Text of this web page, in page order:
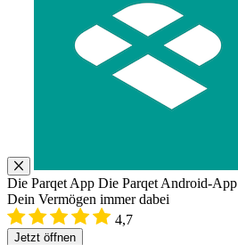
Die Parqet App Die Parqet Android-App
Dein Vermögen immer dabei
4,7
Jetzt öffnen